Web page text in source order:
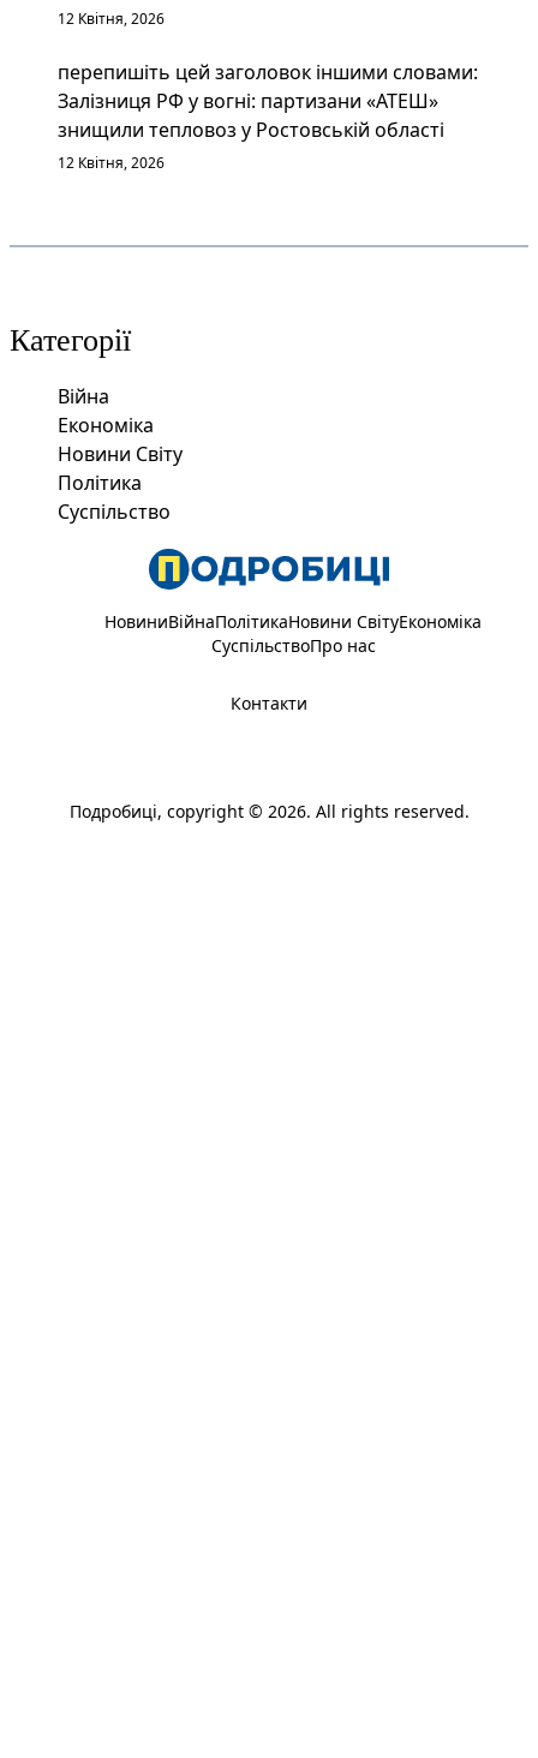
12 Квітня, 2026
перепишіть цей заголовок іншими словами:
Залізниця РФ у вогні: партизани «АТЕШ»
знищили тепловоз у Ростовській області
12 Квітня, 2026
Категорії
Війна
Економіка
Новини Світу
Політика
Суспільство
НовиниВійнаПолітикаНовини СвітуЕкономіка
СуспільствоПро нас
Контакти
Подробиці, copyright © 2026. All rights reserved.